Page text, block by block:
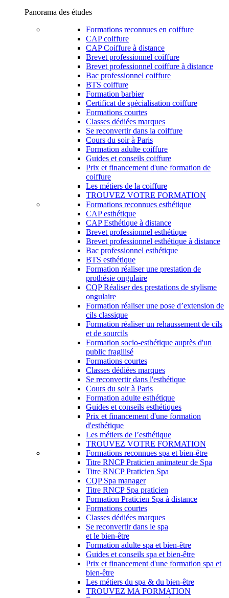
Panorama des études
Formations reconnues en coiffure
CAP coiffure
CAP Coiffure à distance
Brevet professionnel coiffure
Brevet professionnel coiffure à distance
Bac professionnel coiffure
BTS coiffure
Formation barbier
Certificat de spécialisation coiffure
Formations courtes
Classes dédiées marques
Se reconvertir dans la coiffure
Cours du soir à Paris
Formation adulte coiffure
Guides et conseils coiffure
Prix et financement d'une formation de
coiffure
Les métiers de la coiffure
TROUVEZ VOTRE FORMATION
Formations reconnues esthétique
CAP esthétique
CAP Esthétique à distance
Brevet professionnel esthétique
Brevet professionnel esthétique à distance
Bac professionnel esthétique
BTS esthétique
Formation réaliser une prestation de
prothésie ongulaire
CQP Réaliser des prestations de stylisme
ongulaire
Formation réaliser une pose d’extension de
cils classique
Formation réaliser un rehaussement de cils
et de sourcils
Formation socio-esthétique auprès d'un
public fragilisé
Formations courtes
Classes dédiées marques
Se reconvertir dans l'esthétique
Cours du soir à Paris
Formation adulte esthétique
Guides et conseils esthétiques
Prix et financement d'une formation
d'esthétique
Les métiers de l’esthétique
TROUVEZ VOTRE FORMATION
Formations reconnues spa et bien-être
Titre RNCP Praticien animateur de Spa
Titre RNCP Praticien Spa
CQP Spa manager
Titre RNCP Spa praticien
Formation Praticien Spa à distance
Formations courtes
Classes dédiées marques
Se reconvertir dans le spa
et le bien-être
Formation adulte spa et bien-être
Guides et conseils spa et bien-être
Prix et financement d'une formation spa et
bien-être
Les métiers du spa & du bien-être
TROUVEZ MA FORMATION